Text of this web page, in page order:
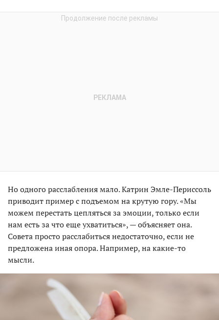
Но одного расслабления мало. Катрин Эмле-Периссоль
приводит пример с подъемом на крутую гору. «Мы
можем перестать цепляться за эмоции, только если
нам есть за что еще ухватиться», — объясняет она.
Совета просто расслабиться недостаточно, если не
предложена иная опора. Например, на какие-то
мысли.